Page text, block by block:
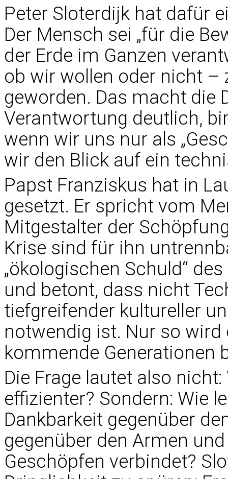
Peter Sloterdijk hat dafür
Der Mensch sei „für die
der Erde im Ganzen
ob wir wollen oder nicht –
geworden. Das macht die
Verantwortung deutlich,
wenn wir uns nur als
wir den Blick auf ein
Papst Franziskus hat in
gesetzt. Er spricht vom
Mitgestalter der
Krise sind für ihn
„ökologischen Schuld“
und betont, dass nicht
tiefgreifender kultureller
notwendig ist. Nur so wird
kommende Generationen
Die Frage lautet also
effizienter? Sondern: Wie
Dankbarkeit gegenüber
gegenüber den Armen
Geschöpfen verbindet?